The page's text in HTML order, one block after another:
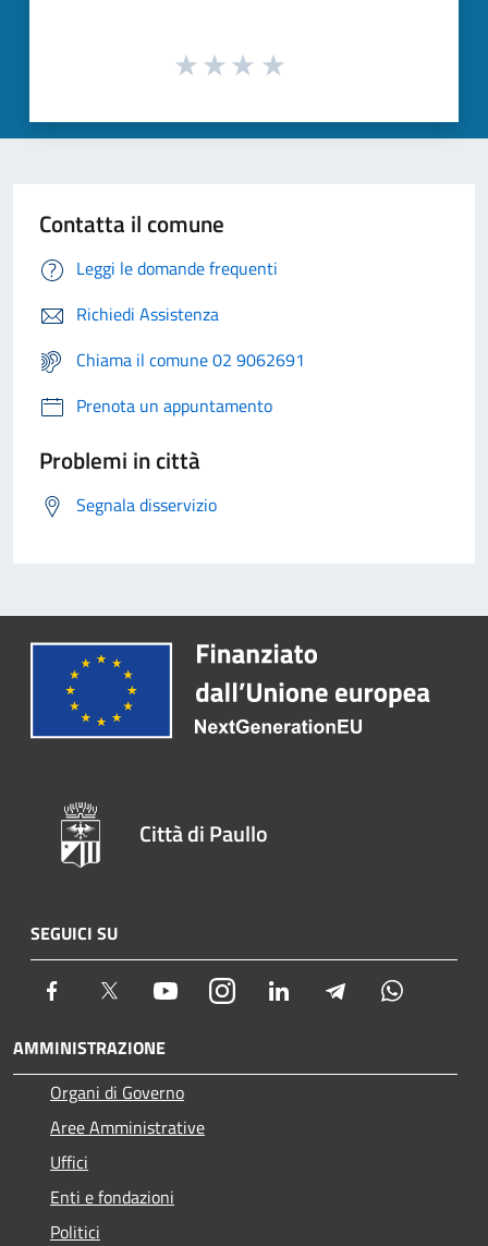
Contatta il comune
Leggi le domande frequenti
Richiedi Assistenza
Chiama il comune 02 9062691
Prenota un appuntamento
Problemi in città
Segnala disservizio
Città di Paullo
SEGUICI SU
Facebook Twitter YoutubeInstagram LinkedIn Telegram
AMMINISTRAZIONE
Organi di Governo
Aree Amministrative
Uffici
Enti e fondazioni
Politici